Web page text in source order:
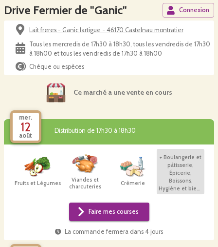
Drive Fermier de "Ganic" Connexion
Lait freres - Ganic lartigue - 46170 Castelnau montratier
Tous les mercredis de 17h30 à 18h30, tous les vendredis de 17h30
à 18h00 et tous les vendredis de 17h30 à 18h00
Chèque ou espèces
Ce marché a une vente en cours
mer.
12
août
Distribution de 17h30 à 18h30
Fruits et Légumes
Viandes et
charcuteries
Crèmerie
+ Boulangerie et
pâtisserie,
Épicerie,
Boissons,
Hygiène et bien-
être
Faire mes courses
La commande fermera dans4 jours